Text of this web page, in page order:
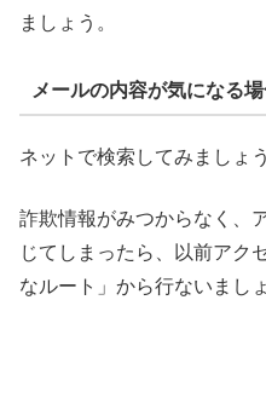
ましょう。
メールの内容が気になる
ネットで検索してみましょう
詐欺情報がみつからなく、
じてしまったら、以前アク
なルート」から行ないましょ